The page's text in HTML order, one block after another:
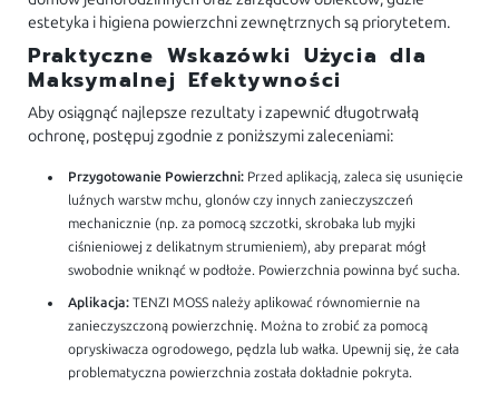
estetyka i higiena powierzchni zewnętrznych są priorytetem.
Praktyczne Wskazówki Użycia dla
Maksymalnej Efektywności
Aby osiągnąć najlepsze rezultaty i zapewnić długotrwałą
ochronę, postępuj zgodnie z poniższymi zaleceniami:
Przygotowanie Powierzchni: Przed aplikacją, zaleca się usunięcie
luźnych warstw mchu, glonów czy innych zanieczyszczeń
mechanicznie (np. za pomocą szczotki, skrobaka lub myjki
ciśnieniowej z delikatnym strumieniem), aby preparat mógł
swobodnie wniknąć w podłoże. Powierzchnia powinna być sucha.
Aplikacja: TENZI MOSS należy aplikować równomiernie na
zanieczyszczoną powierzchnię. Można to zrobić za pomocą
opryskiwacza ogrodowego, pędzla lub wałka. Upewnij się, że cała
problematyczna powierzchnia została dokładnie pokryta.